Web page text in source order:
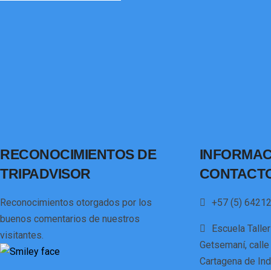
RECONOCIMIENTOS DE
TRIPADVISOR
Reconocimientos otorgados por los
buenos comentarios de nuestros
visitantes.
+57 (5)
Escuela
Getsemaní,
Cartagena de